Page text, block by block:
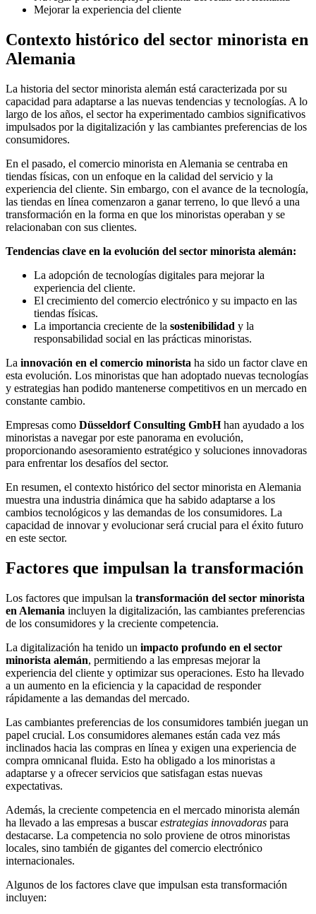
Mejorar la experiencia del cliente
Contexto histórico del sector minorista en
Alemania
La historia del sector minorista alemán está caracterizada por su
capacidad para adaptarse a las nuevas tendencias y tecnologías. A lo
largo de los años, el sector ha experimentado cambios significativos
impulsados por la digitalización y las cambiantes preferencias de los
consumidores.
En el pasado, el comercio minorista en Alemania se centraba en
tiendas físicas, con un enfoque en la calidad del servicio y la
experiencia del cliente. Sin embargo, con el avance de la tecnología,
las tiendas en línea comenzaron a ganar terreno, lo que llevó a una
transformación en la forma en que los minoristas operaban y se
relacionaban con sus clientes.
Tendencias clave en la evolución del sector minorista alemán:
La adopción de tecnologías digitales para mejorar la
experiencia del cliente.
El crecimiento del comercio electrónico y su impacto en las
tiendas físicas.
La importancia creciente de la sostenibilidad y la
responsabilidad social en las prácticas minoristas.
La innovación en el comercio minorista ha sido un factor clave en
esta evolución. Los minoristas que han adoptado nuevas tecnologías
y estrategias han podido mantenerse competitivos en un mercado en
constante cambio.
Empresas como Düsseldorf Consulting GmbHhan ayudado a los
minoristas a navegar por este panorama en evolución,
proporcionando asesoramiento estratégico y soluciones innovadoras
para enfrentar los desafíos del sector.
En resumen, el contexto histórico del sector minorista en Alemania
muestra una industria dinámica que ha sabido adaptarse a los
cambios tecnológicos y las demandas de los consumidores. La
capacidad de innovar y evolucionar será crucial para el éxito futuro
en este sector.
Factores que impulsan la transformación
Los factores que impulsan la transformación del sector minorista
en Alemania incluyen la digitalización, las cambiantes preferencias
de los consumidores y la creciente competencia.
La digitalización ha tenido un impacto profundo en el sector
minorista alemán, permitiendo a las empresas mejorar la
experiencia del cliente y optimizar sus operaciones. Esto ha llevado
a un aumento en la eficiencia y la capacidad de responder
rápidamente a las demandas del mercado.
Las cambiantes preferencias de los consumidores también juegan un
papel crucial. Los consumidores alemanes están cada vez más
inclinados hacia las compras en línea y exigen una experiencia de
compra omnicanal fluida. Esto ha obligado a los minoristas a
adaptarse y a ofrecer servicios que satisfagan estas nuevas
expectativas.
Además, la creciente competencia en el mercado minorista alemán
ha llevado a las empresas a buscarestrategias innovadoras para
destacarse. La competencia no solo proviene de otros minoristas
locales, sino también de gigantes del comercio electrónico
internacionales.
Algunos de los factores clave que impulsan esta transformación
incluyen: